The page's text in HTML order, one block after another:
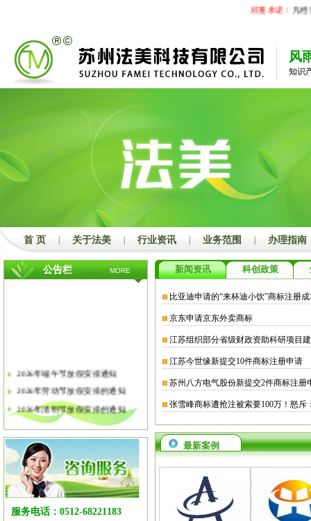
郑重承诺： 凡经
风
知识
首 页 关于法美 行业资讯 业务范围 办理指南
公告栏 MORE
2026年端午节放假安排通知
2026年劳动节放假安排的通知
2026年清明节放假安排的通知
关于软件企业评估有关工作的通知
2026年春节放假安排的通知
2026年元旦放假安排的通知
2025年国庆节、中秋节放假安排
2025年端午节放假安排的通知
2025年劳动节放假安排的通知
服务电话：0512-68221183
新闻资讯 科创政策
比亚迪申请的“来杯迪小饮”商标注册
京东申请京东外卖商标
江苏组织部分省级财政资助科研项目
江苏今世缘新提交10件商标注册申请
苏州八方电气股份新提交2件商标注册
张雪峰商标遭抢注被索要100万！怒斥
最新案例